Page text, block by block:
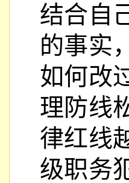
结合自
的事实
如何改
理防线
律红线
级职务